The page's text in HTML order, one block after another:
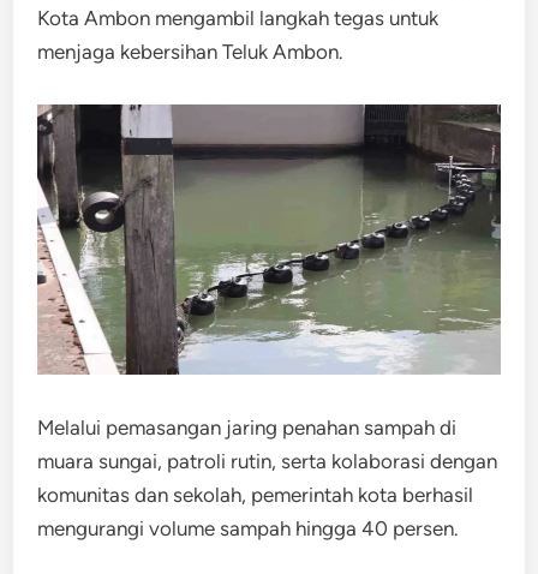
Kota Ambon mengambil langkah tegas untuk
menjaga kebersihan Teluk Ambon.
Melalui pemasangan jaring penahan sampah di
muara sungai, patroli rutin, serta kolaborasi dengan
komunitas dan sekolah, pemerintah kota berhasil
mengurangi volume sampah hingga 40 persen.